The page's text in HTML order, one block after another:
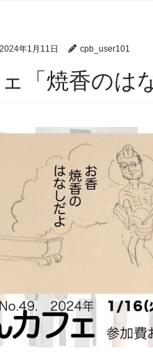
2024年1月11日 cpb_user101
「焼香のは